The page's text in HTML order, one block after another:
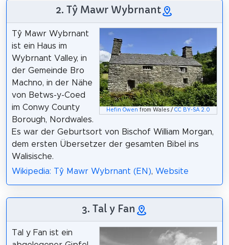
2. Tŷ Mawr Wybrnant
Hefin Owen from Wales /CC BY-SA 2.0
Tŷ Mawr Wybrnant
ist ein Haus im
Wybrnant Valley, in
der Gemeinde Bro
Machno, in der Nähe
von Betws-y-Coed
im Conwy County
Borough, Nordwales.
Es war der Geburtsort von Bischof William Morgan,
dem ersten Übersetzer der gesamten Bibel ins
Walisische.
Wikipedia: Tŷ Mawr Wybrnant (EN), Website
3. Tal y Fan
Tal y Fan ist ein